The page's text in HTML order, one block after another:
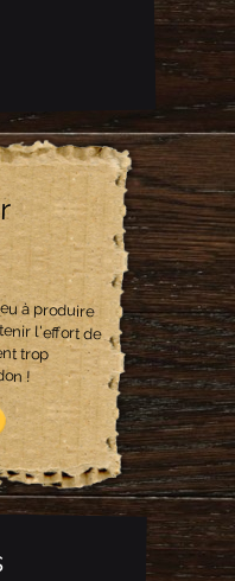
à produire
l'effort de
trop
!